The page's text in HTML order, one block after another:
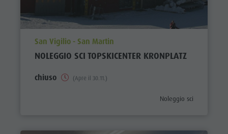
aria.poi_location_prefix
San Vigilio - San Martin
NOLEGGIO SCI TOPSKICENTER KRONPLATZ
chiuso (Apre il 30.11.)
aria.poi_category_prefix
Noleggio sci